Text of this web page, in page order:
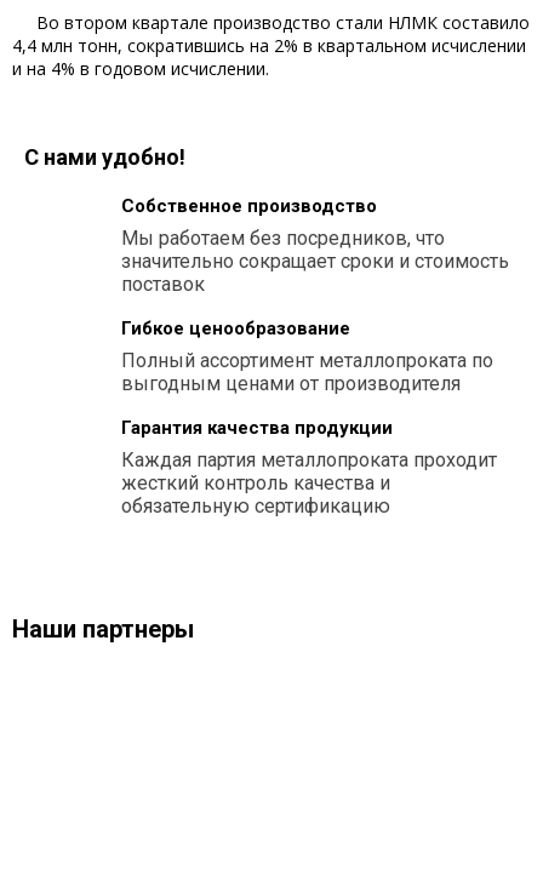
Во втором квартале производство стали НЛМК составило
4,4 млн тонн, сократившись на 2% в квартальном исчислении
и на 4% в годовом исчислении.
С нами удобно!
Собственное производство
Мы работаем без посредников, что
значительно сокращает сроки и стоимость
поставок
Гибкое ценообразование
Полный ассортимент металлопроката по
выгодным ценами от производителя
Гарантия качества продукции
Каждая партия металлопроката проходит
жесткий контроль качества и
обязательную сертификацию
Наши партнеры